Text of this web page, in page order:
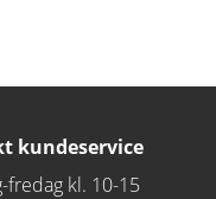
kundeservice
fredag kl. 10-15